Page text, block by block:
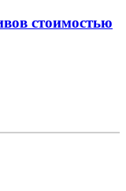
стоимостью